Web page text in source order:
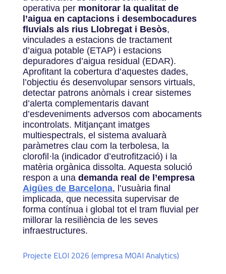
operativa per monitorar la qualitat de
l’aigua en captacions i desembocadures
fluvials als rius Llobregat i Besòs,
vinculades a estacions de tractament
d’aigua potable (ETAP) i estacions
depuradores d’aigua residual (EDAR).
Aprofitant la cobertura d’aquestes dades,
l’objectiu és desenvolupar sensors virtuals,
detectar patrons anòmals i crear sistemes
d’alerta complementaris davant
d’esdeveniments adversos com abocaments
incontrolats. Mitjançant imatges
multiespectrals, el sistema avaluarà
paràmetres clau com la terbolesa, la
clorofil·la (indicador d’eutrofització) i la
matèria orgànica dissolta. Aquesta solució
respon a una demanda real de l’empresa
Aigües de Barcelona, l’usuària final
implicada, que necessita supervisar de
forma contínua i global tot el tram fluvial per
millorar la resiliència de les seves
infraestructures.
Projecte ELOI 2026 (empresa MOAI Analytics)